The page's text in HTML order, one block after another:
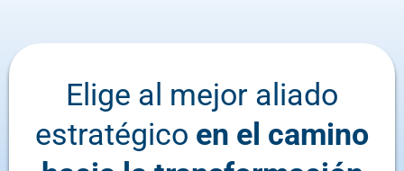
Elige al mejor aliado
estratégico en el camino